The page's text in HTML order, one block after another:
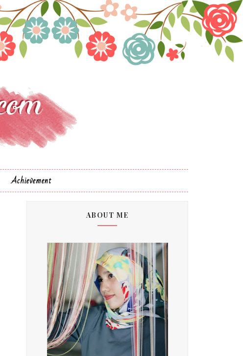
Achievement
ABOUT ME